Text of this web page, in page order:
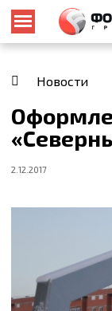
Новости
2.12.2017